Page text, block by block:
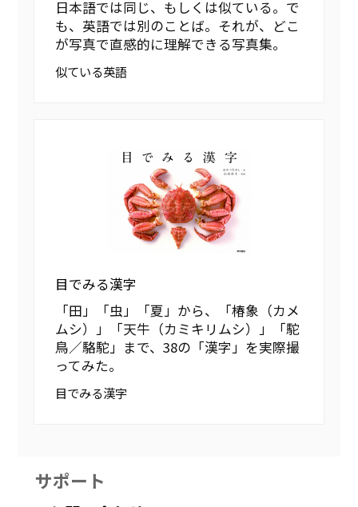
日本語では同じ、もしくは似ている。で
も、英語では別のことば。それが、どこ
が写真で直感的に理解できる写真集。
似ている英語
目でみる漢字
「田」「虫」「夏」から、「椿象（カメ
ムシ）」「天牛（カミキリムシ）」「駝
鳥／駱駝」まで、38の「漢字」を実際撮
ってみた。
目でみる漢字
サポート